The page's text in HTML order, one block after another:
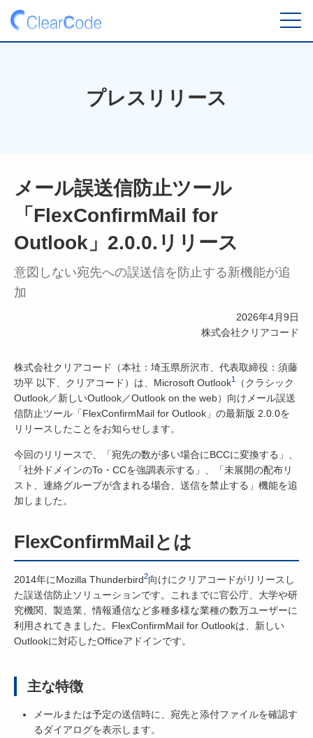
プレスリリース
メール誤送信防止ツール
「FlexConfirmMail for
Outlook」2.0.0.リリース
意図しない宛先への誤送信を防止する新機能が追
加
2026年4月9日
株式会社クリアコード
株式会社クリアコード（本社：埼玉県所沢市、代表取締役：須藤
功平 以下、クリアコード）は、Microsoft Outlook1
（クラシック
Outlook／新しいOutlook／Outlook on the web）向けメール誤送
信防止ツール「FlexConfirmMail for Outlook」の最新版 2.0.0を
リリースしたことをお知らせします。
今回のリリースで、「宛先の数が多い場合にBCCに変換する」、
「社外ドメインのTo・CCを強調表示する」、「未展開の配布リ
スト、連絡グループが含まれる場合、送信を禁止する」機能を追
加しました。
FlexConfirmMailとは
2014年にMozilla Thunderbird2向けにクリアコードがリリースし
た誤送信防止ソリューションです。これまでに官公庁、大学や研
究機関、製造業、情報通信など多種多様な業種の数万ユーザーに
利用されてきました。FlexConfirmMail for Outlookは、新しい
Outlookに対応したOfficeアドインです。
主な特徴
メールまたは予定の送信時に、宛先と添付ファイルを確認す
るダイアログを表示します。